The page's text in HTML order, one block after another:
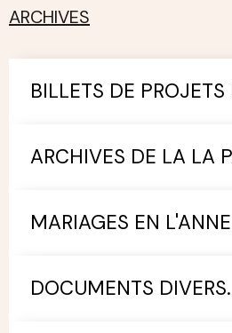
ARCHIVES
BILLETS DE
ARCHIVES DE LA LA
MARIAGES EN
DOCUMENTS DIVERS.